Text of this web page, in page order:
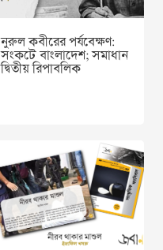
নুরুল কবীরের পর্যবেক্ষণ:
সংকটে বাংলাদেশ; সমাধান
দ্বিতীয় রিপাবলিক